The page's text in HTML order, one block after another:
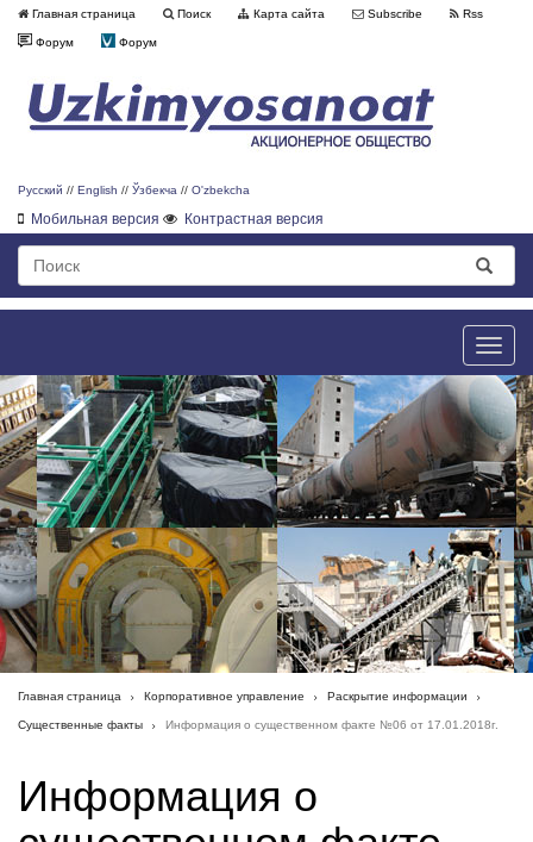
Главная страница Поиск Карта сайта Subscribe Rss
Форум Форум
Русский // English // Ўзбекча // O'zbekcha
Мобильная версия Контрастная версия
Toggle
Главная страница Корпоративное управление Раскрытие информации
Существенные факты Информация о существенном факте №06 от 17.01.2018г.
Информация о